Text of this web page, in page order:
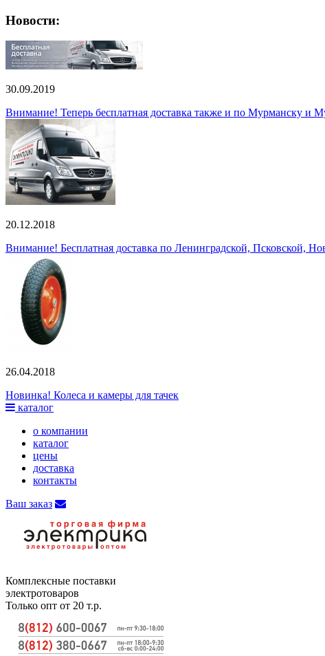
Новости:
30.09.2019
Внимание! Теперь бесплатная доставка также и по Мурманску и
20.12.2018
Внимание! Бесплатная доставка по Ленинградской, Псковской,
26.04.2018
Новинка! Колеса и камеры для тачек
каталог
о компании
каталог
цены
доставка
контакты
Ваш заказ
Комплексные поставки
электротоваров
Только опт от 20 т.р.